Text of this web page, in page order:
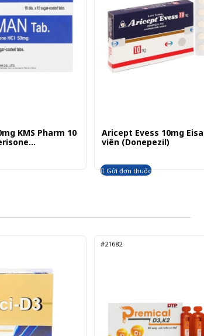
KMS Pharm 10
Aricept Evess 10mg
viên (Donepezil)
Gửi đơn thuốc
#21682